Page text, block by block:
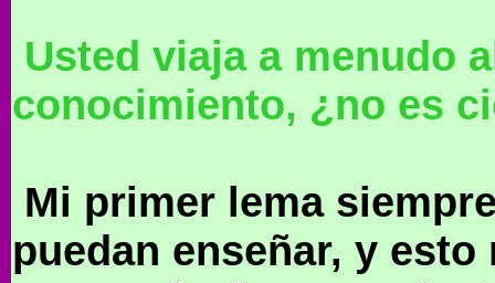
Usted viaja a menudo
conocimiento, ¿no es
Mi primer lema
puedan enseñar, y